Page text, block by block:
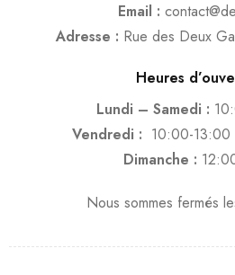
Email :
Adresse : Rue des Deux
Heures
Lundi – Samedi :
Vendredi : 10:00-
Dimanche :
Nous sommes fermés